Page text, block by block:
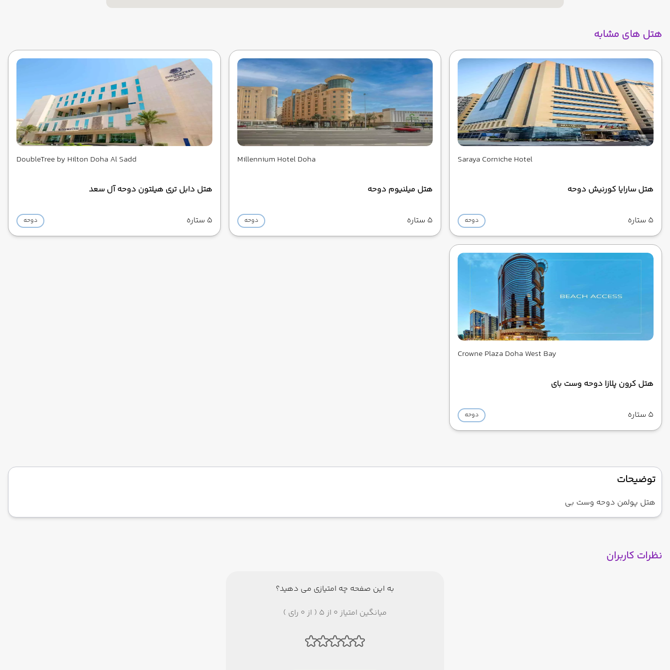
هتل های مشابه
Saraya Corniche Hotel
هتل سارایا کورنیش دوحه
5 ستاره دوحه
Millennium Hotel Doha
هتل میلنیوم دوحه
5 ستاره دوحه
DoubleTree by Hilton Doha Al Sadd
هتل دابل تری هیلتون دوحه آل سعد
5 ستاره دوحه
Crowne Plaza Doha West Bay
هتل کرون پلازا دوحه وست بای
5 ستاره دوحه
توضیحات
هتل پولمن دوحه وست بی
نظرات کاربران
به این صفحه چه امتیازی می دهید؟
میانگین امتیاز 0 از 5 ( از 0 رای )